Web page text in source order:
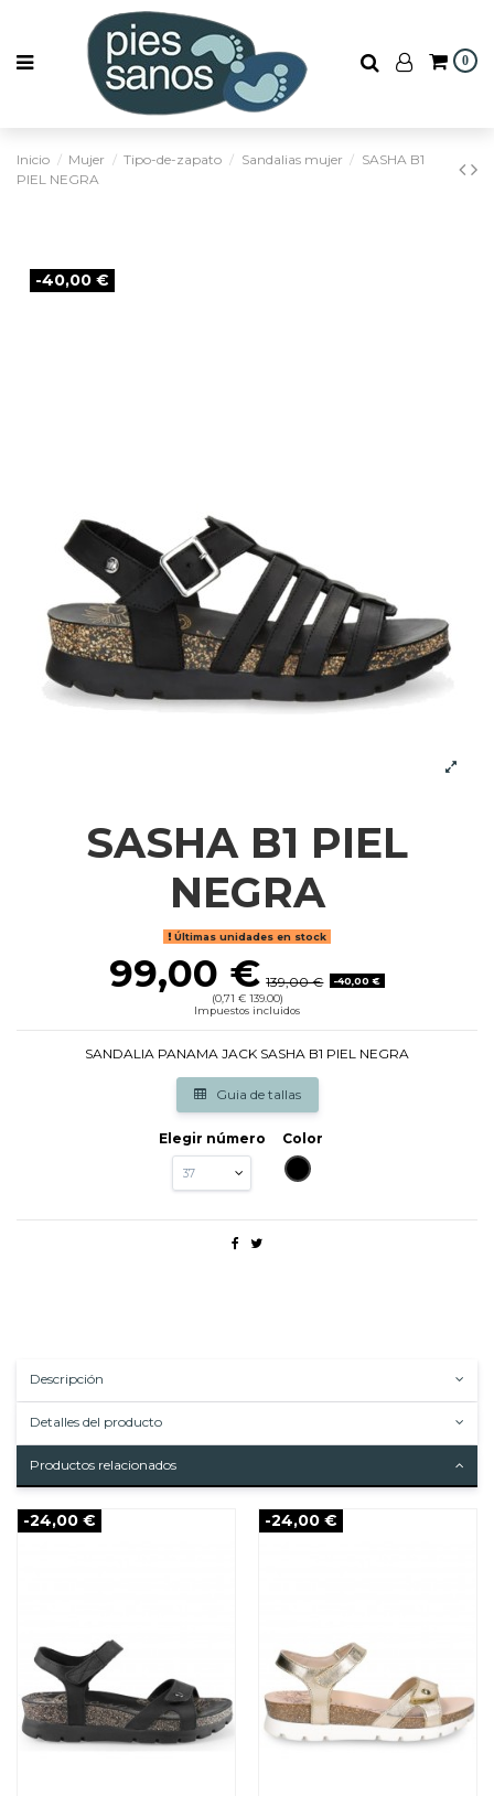
0
Inicio Mujer Tipo-de-zapato Sandalias mujer
SASHA B1
PIEL NEGRA
-40,00 €
SASHA B1 PIEL
NEGRA
Últimas unidades en stock
99,00 € 139,00 €
-40,00 €
(0,71 € 139.00)
Impuestos incluidos
SANDALIA PANAMA JACK SASHA B1 PIEL NEGRA
Guia de tallas
Elegir número
Color
NEGRO
Descripción
Detalles del producto
Productos relacionados
-24,00 € -24,00 €